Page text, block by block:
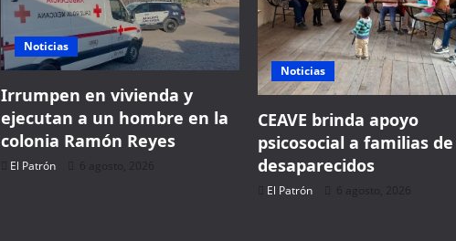
Noticias
Irrumpen en vivienda y
ejecutan a un hombre en la
colonia Ramón Reyes
El Patrón 6 agosto, 2026
Noticias
CEAVE brinda apoyo
psicosocial a familias de
desaparecidos
El Patrón 6 agosto, 2026
* Offer valid for first-time bookings up to $3,000. Applies to all payment
cards. Limited availability.